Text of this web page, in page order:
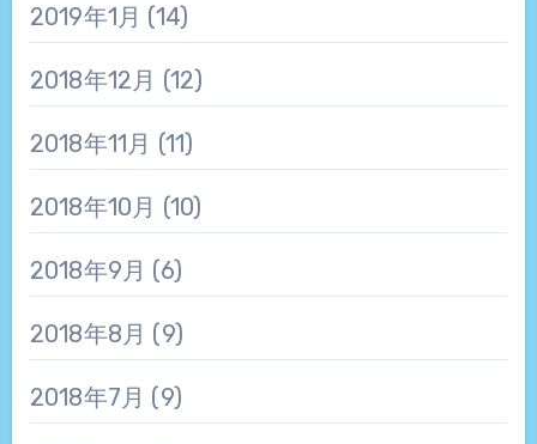
2019年1月 (14)
2018年12月 (12)
2018年11月 (11)
2018年10月 (10)
2018年9月 (6)
2018年8月 (9)
2018年7月 (9)